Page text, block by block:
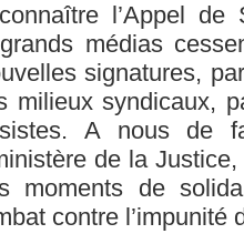
l’Appel de
médias
signatures,
milieux syndicaux,
A nous de
de la
moments de
contre l’impunité